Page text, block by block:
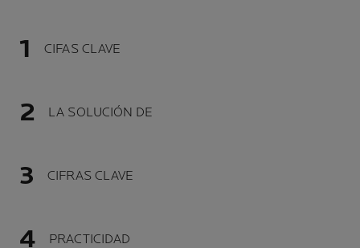
CIFAS CLAVE
LA SOLUCIÓN DE
CIFRAS CLAVE
PRACTICIDAD